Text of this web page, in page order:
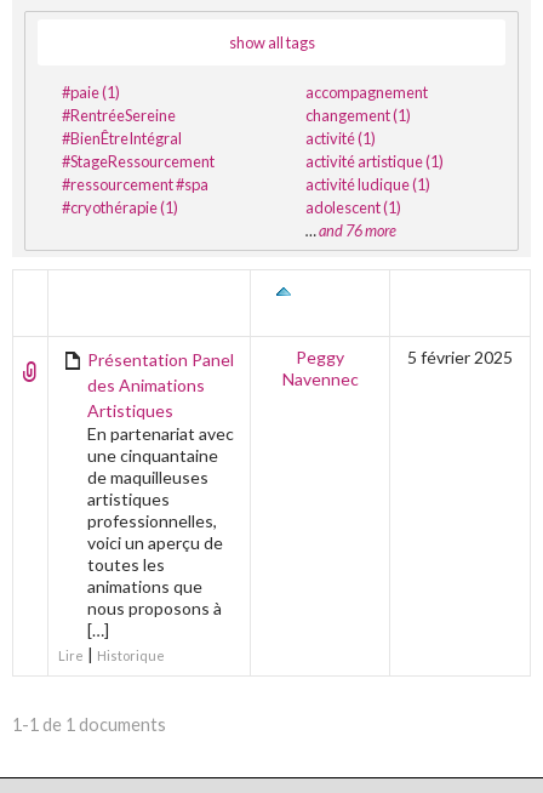
show all tags
#paie (1)
#RentréeSereine
#BienÊtreIntégral
#StageRessourcement
#ressourcement #spa
#cryothérapie (1)
accompagnement
changement (1)
activité (1)
activité artistique (1)
activité ludique (1)
adolescent (1)
…and 76 more
Présentation Panel
des Animations
Artistiques
En partenariat avec
une cinquantaine
de maquilleuses
artistiques
professionnelles,
voici un aperçu de
toutes les
animations que
nous proposons à
[…]
Lire | Historique
Peggy
Navennec
5 février 2025
1-1 de 1 documents